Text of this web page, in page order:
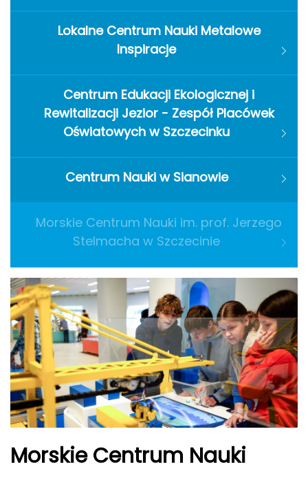
Lokalne Centrum Nauki Metalowe
Inspiracje
Centrum Edukacji Ekologicznej i
Rewitalizacji Jezior - Zespół Placówek
Oświatowych w Szczecinku
Centrum Nauki w Sianowie
Morskie Centrum Nauki im. prof. Jerzego
Stelmacha w Szczecinie
Morskie Centrum Nauki